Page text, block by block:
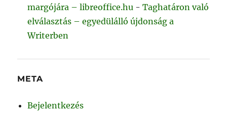
margójára – libreoffice.hu -Taghatáron való
elválasztás – egyedülálló újdonság a
Writerben
META
Bejelentkezés